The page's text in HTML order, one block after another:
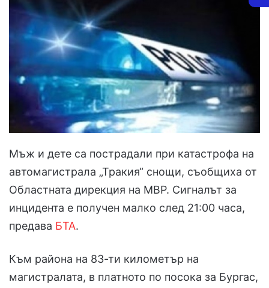
Мъж и дете са пострадали при катастрофа на
автомагистрала „Тракия“ снощи, съобщиха от
Областната дирекция на МВР. Сигналът за
инцидента е получен малко след 21:00 часа,
предава БТА.
Към района на 83-ти километър на
магистралата, в платното по посока за Бургас,